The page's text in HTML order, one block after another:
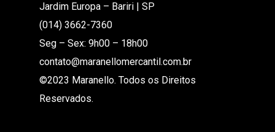
Jardim Europa – Bariri | SP
(014) 3662-7360
Seg – Sex: 9h00 – 18h00
contato@maranellomercantil.com.br
©2023 Maranello. Todos os Direitos
Reservados.